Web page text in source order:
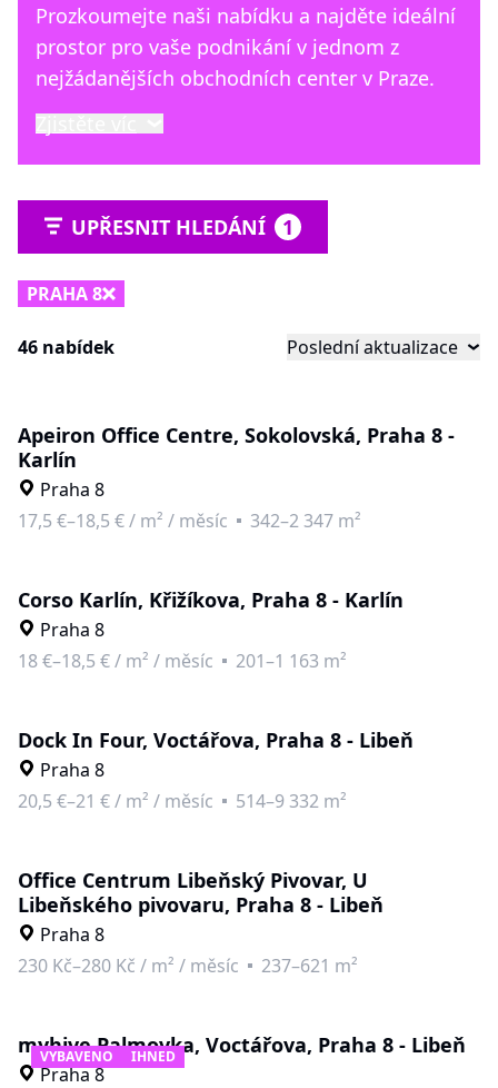
Prozkoumejte naši nabídku a najděte ideální
prostor pro vaše podnikání v jednom z
nejžádanějších obchodních center v Praze.
UPŘESNIT HLEDÁNÍ 1
PRAHA 8
46 nabídek Poslední aktualizace
Apeiron Office Centre, Sokolovská, Praha 8 -
Karlín
Praha 8
17,5 €–18,5 €/ m² / měsíc 342–2 347 m²
Corso Karlín, Křižíkova, Praha 8 - Karlín
Praha 8
18 €–18,5 €/ m² / měsíc 201–1 163 m²
Dock In Four, Voctářova, Praha 8 - Libeň
Praha 8
20,5 €–21 €/ m² / měsíc 514–9 332 m²
Office Centrum Libeňský Pivovar, U
Libeňského pivovaru, Praha 8 - Libeň
Praha 8
230 Kč–280 Kč / m² / měsíc 237–621 m²
VYBAVENO IHNED
myhive Palmovka, Voctářova, Praha 8 - Libeň
Praha 8